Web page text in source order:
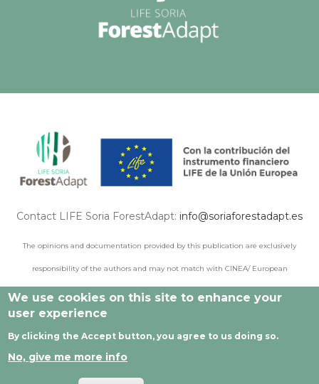
Contact LIFE Soria ForestAdapt: info@soriaforestadapt.es
The opinions and documentation provided by this publication are exclusively
responsibility of the authors and may not match with CINEA/ European
Commission points of view.
We use cookies on this site to enhance your
user experience
By clicking the Accept button, you agree to us doing so.
No, give me more info